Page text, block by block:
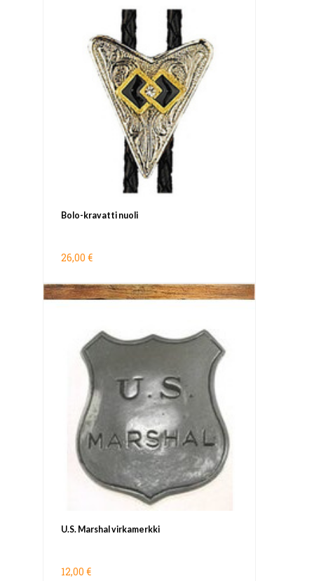
Bolo-kravatti nuoli
26,00 €
U.S. Marshal virkamerkki
12,00 €